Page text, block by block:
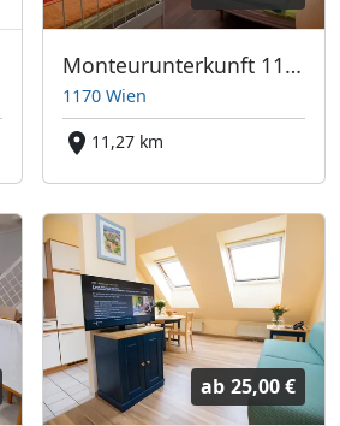
Monteurunterkunft 1170 Wien
1170 Wien
11,27 km
ab 25,00 €